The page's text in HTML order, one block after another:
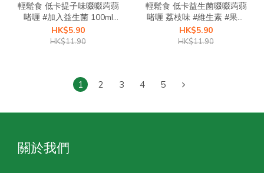
輕鬆食 低卡提子味啜啜蒟蒻
啫喱 #加入益生菌 100ml
(BBF:1/9/2026)
HK$5.90
HK$11.90
輕鬆食 低卡益生菌啜啜蒟蒻
啫喱 荔枝味 #維生素 #果凍
100ml BBF:1/9/2026
HK$5.90
HK$11.90
1 2 3 4 5
關於我們